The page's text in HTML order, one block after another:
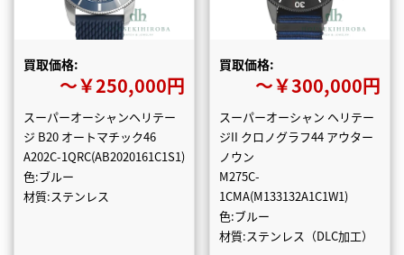
買取価格:
〜￥250,000円
スーパーオーシャンヘリテー
ジ B20 オートマチック46
A202C-1QRC(AB2020161C1S1)
色:ブルー
材質:ステンレス
買取価格:
〜￥300,000円
スーパーオーシャン ヘリテー
ジII クロノグラフ44 アウター
ノウン
M275C-
1CMA(M133132A1C1W1)
色:ブルー
材質:ステンレス（DLC加工）